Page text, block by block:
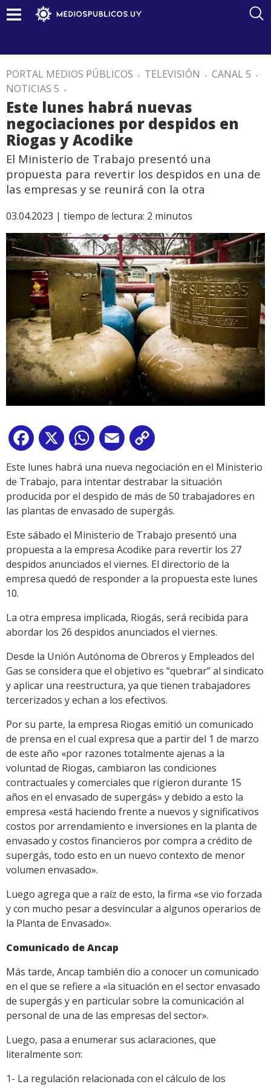
PORTAL MEDIOS PÚBLICOS . TELEVISIÓN . CANAL 5 .
NOTICIAS 5 .
Este lunes habrá nuevas
negociaciones por despidos en
Riogas y Acodike
El Ministerio de Trabajo presentó una
propuesta para revertir los despidos en una de
las empresas y se reunirá con la otra
03.04.2023 | tiempo de lectura: 2 minutos
Facebook
X WhatsApp
Email
Link
Este lunes habrá una nueva negociación en el Ministerio
de Trabajo, para intentar destrabar la situación
producida por el despido de más de 50 trabajadores en
las plantas de envasado de supergás.
Este sábado el Ministerio de Trabajo presentó una
propuesta a la empresa Acodike para revertir los 27
despidos anunciados el viernes. El directorio de la
empresa quedó de responder a la propuesta este lunes
10.
La otra empresa implicada, Riogás, será recibida para
abordar los 26 despidos anunciados el viernes.
Desde la Unión Autónoma de Obreros y Empleados del
Gas se considera que el objetivo es “quebrar” al sindicato
y aplicar una reestructura, ya que tienen trabajadores
tercerizados y echan a los efectivos.
Por su parte, la empresa Riogas emitió un comunicado
de prensa en el cual expresa que a partir del 1 de marzo
de este año «por razones totalmente ajenas a la
voluntad de Riogas, cambiaron las condiciones
contractuales y comerciales que rigieron durante 15
años en el envasado de supergás» y debido a esto la
empresa «está haciendo frente a nuevos y significativos
costos por arrendamiento e inversiones en la planta de
envasado y costos financieros por compra a crédito de
supergás, todo esto en un nuevo contexto de menor
volumen envasado».
Luego agrega que a raíz de esto, la firma «se vio forzada
y con mucho pesar a desvincular a algunos operarios de
la Planta de Envasado».
Comunicado de Ancap
Más tarde, Ancap también dio a conocer un comunicado
en el que se refiere a «la situación en el sector envasado
de supergás y en particular sobre la comunicación al
personal de una de las empresas del sector».
Luego, pasa a enumerar sus aclaraciones, que
literalmente son:
1- La regulación relacionada con el cálculo de los